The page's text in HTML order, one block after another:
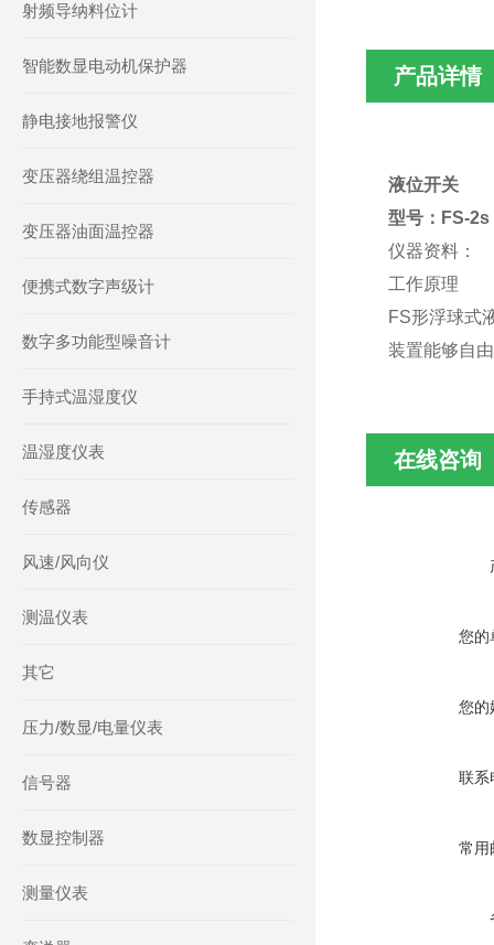
射频导纳料位计
智能数显电动机保护器
静电接地报警仪
变压器绕组温控器
变压器油面温控器
便携式数字声级计
数字多功能型噪音计
手持式温湿度仪
温湿度仪表
传感器
风速/风向仪
测温仪表
其它
压力/数显/电量仪表
信号器
数显控制器
测量仪表
产品详情
液位开关
型号：FS-
仪器资料：
工作原理
FS形浮球式
装置能够自
在线咨询
您的
您的
联系
常用